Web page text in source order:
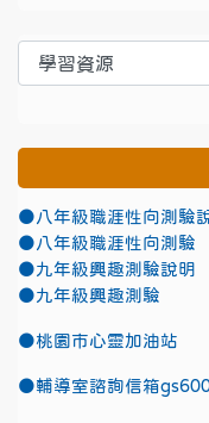
●八年級職涯性向測驗
●八年級職涯性向測驗
●九年級興趣測驗說明
●九年級興趣測驗
●桃園市心靈加油站
●輔導室諮詢信箱